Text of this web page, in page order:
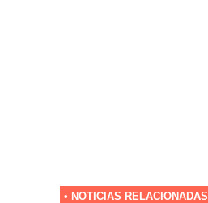
• NOTICIAS RELACIONADAS